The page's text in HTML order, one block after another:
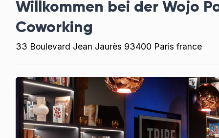
Willkommen bei der Wojo
Coworking
33 Boulevard Jean Jaurès 93400 Paris france